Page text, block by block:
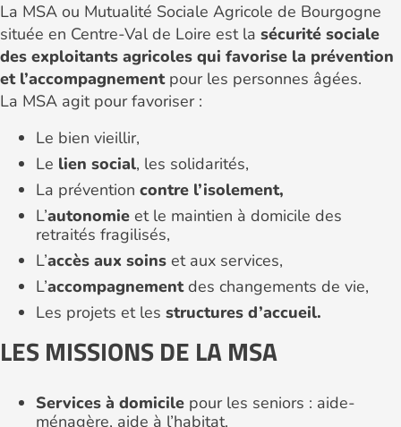
La MSA ou Mutualité Sociale Agricole de Bourgogne
située en Centre-Val de Loire est la sécurité sociale
des exploitants agricoles qui favorise la prévention
et l’accompagnementpour les personnes âgées.
La MSA agit pour favoriser :
Le bien vieillir,
Le lien social, les solidarités,
La prévention contre l’isolement,
L’autonomie et le maintien à domicile des
retraités fragilisés,
L’accès aux soins et aux services,
L’accompagnementdes changements de vie,
Les projets et les structures d’accueil.
LES MISSIONS DE LA MSA
Services à domicile pour les seniors : aide-
ménagère, aide à l’habitat.